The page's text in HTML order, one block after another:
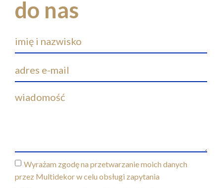
do nas
Wyrażam zgodę na przetwarzanie moich danych
przez Multidekor w celu obsługi zapytania